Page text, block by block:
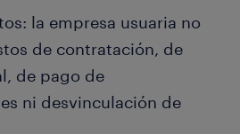
la empresa usuaria no
de contratación, de
de pago de
ni desvinculación de